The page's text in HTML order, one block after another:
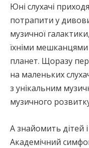
Юні слухачі
потрапити у
музичної
їхніми
планет. Щоразу
на маленьких
з унікальним
музичного
А знайомить дітей і
Академічний